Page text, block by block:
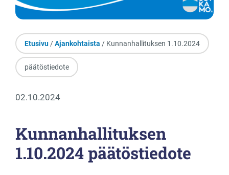
Etusivu /Ajankohtaista / Kunnanhallituksen 1.10.2024
päätöstiedote
02.10.2024
Kunnanhallituksen
1.10.2024 päätöstiedote